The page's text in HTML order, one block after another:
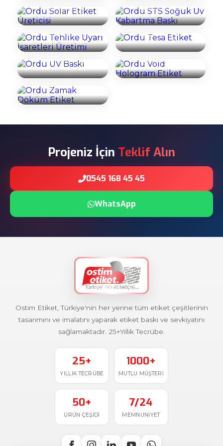
İncele İncele
Üretimi
İncele
Ordu Tesa Etiket
İncele
Ordu UV Baskı
İncele
Hologram Etiket
İncele
Döküm Etiket
İncele
Projeniz İçin Teklif Alın
0545 168 45 45
WhatsApp
Ostim Etiket, Türkiye'nin her yerine tüm etiket çeşitlerinin
tasarımını ve imalatını yaparak etiket baskı ve sevkiyatını
sağlamaktadır. 25+Yıllık Tecrübe.
25+
YILLIK TECRÜBE
1000+
MUTLU MÜŞTERI
50+
ÜRÜN ÇEŞIDI
7/24
MEMNUNIYET